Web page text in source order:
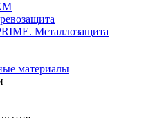
Металлозащита
материалы